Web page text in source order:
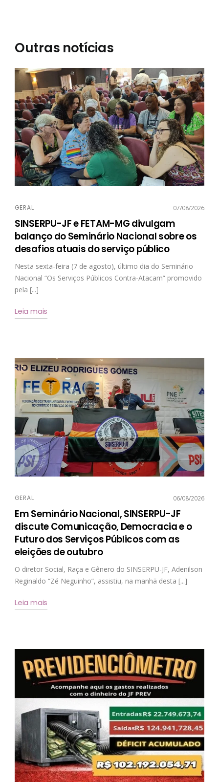
Outras notícias
GERAL 07/08/2026
SINSERPU-JF e FETAM-MG divulgam
balanço do Seminário Nacional sobre os
desafios atuais do serviço público
Nesta sexta-feira (7 de agosto), último dia do Seminário
Nacional “Os Serviços Públicos Contra-Atacam” promovido
pela [...]
Leia mais
GERAL 06/08/2026
Em Seminário Nacional, SINSERPU-JF
discute Comunicação, Democracia e o
Futuro dos Serviços Públicos com as
eleições de outubro
O diretor Social, Raça e Gênero do SINSERPU-JF, Adenilson
Reginaldo “Zé Neguinho”, assistiu, na manhã desta [...]
Leia mais